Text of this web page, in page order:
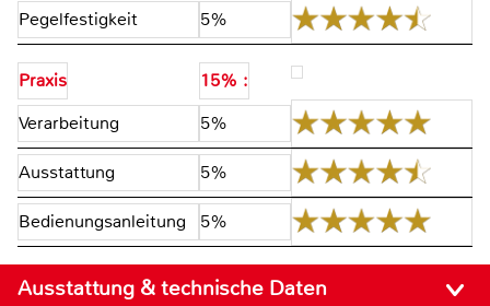
Pegelfestigkeit 5%
Praxis
15% :
Verarbeitung
5%
Ausstattung 5%
Bedienungsanleitung 5%
Ausstattung & technische Daten